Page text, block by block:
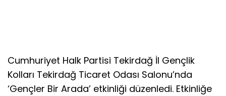
Cumhuriyet Halk Partisi Tekirdağ İl Gençlik
Kolları Tekirdağ Ticaret Odası Salonu’nda
‘Gençler Bir Arada’ etkinliği düzenledi. Etkinliğe